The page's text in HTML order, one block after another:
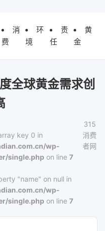
消
费
环
境
责
任
黄
金
全球黄金需求创
key 0 in
wp-
single.php on line7
"name" on null in
wp-
single.php on line7
315
消费
者网